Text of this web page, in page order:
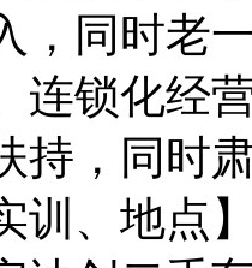
，同时老
连锁化经
持，同时
训、地点